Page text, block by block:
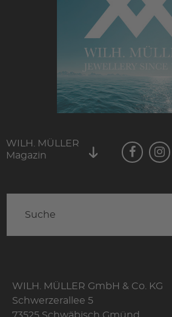
WILH. MÜLLER
Magazin
WILH. MÜLLER GmbH & Co. KG
Schwerzerallee 5
73525 Schwäbisch Gmünd